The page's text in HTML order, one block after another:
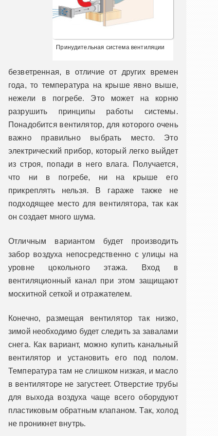
Принудительная система вентиляции
безветренная, в отличие от других времен
года, то температура на крыше явно выше,
нежели в погребе. Это может на корню
разрушить принципы работы системы.
Понадобится вентилятор, для которого очень
важно правильно выбрать место. Это
электрический прибор, который легко выйдет
из строя, попади в него влага. Получается,
что ни в погребе, ни на крыше его
прикреплять нельзя. В гараже также не
подходящее место для вентилятора, так как
он создает много шума.
Отличным вариантом будет производить
забор воздуха непосредственно с улицы на
уровне цокольного этажа. Вход в
вентиляционный канал при этом защищают
москитной сеткой и отражателем.
Конечно, размещая вентилятор так низко,
зимой необходимо будет следить за завалами
снега. Как вариант, можно купить канальный
вентилятор и установить его под полом.
Температура там не слишком низкая, и масло
в вентиляторе не загустеет. Отверстие трубы
для выхода воздуха чаще всего оборудуют
пластиковым обратным клапаном. Так, холод
не проникнет внутрь.